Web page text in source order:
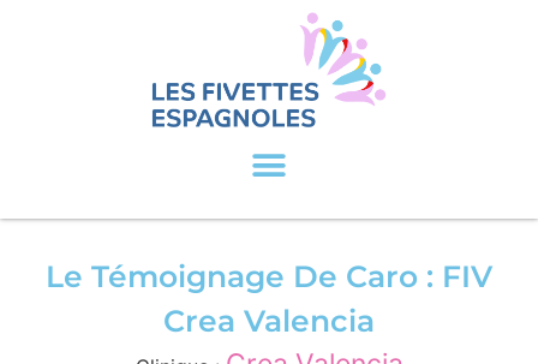
Le Témoignage De Caro : FIV
Crea Valencia